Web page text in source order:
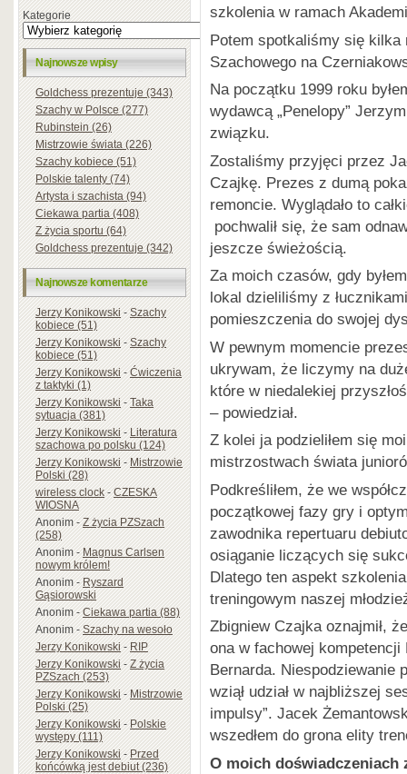
Kategorie
Najnowsze wpisy
Goldchess prezentuje (343)
Szachy w Polsce (277)
Rubinstein (26)
Mistrzowie świata (226)
Szachy kobiece (51)
Polskie talenty (74)
Artysta i szachista (94)
Ciekawa partia (408)
Z życia sportu (64)
Goldchess prezentuje (342)
Najnowsze komentarze
Jerzy Konikowski-Szachy
kobiece (51)
Jerzy Konikowski-Szachy
kobiece (51)
Jerzy Konikowski-Ćwiczenia
z taktyki (1)
Jerzy Konikowski-Taka
sytuacja (381)
Jerzy Konikowski-Literatura
szachowa po polsku (124)
Jerzy Konikowski-Mistrzowie
Polski (28)
wireless clock-CZESKA
WIOSNA
Anonim-Z życia PZSzach
(258)
Anonim-Magnus Carlsen
nowym królem!
Anonim-Ryszard
Gąsiorowski
Anonim-Ciekawa partia (88)
Anonim-Szachy na wesoło
Jerzy Konikowski-RIP
Jerzy Konikowski-Z życia
PZSzach (253)
Jerzy Konikowski-Mistrzowie
Polski (25)
Jerzy Konikowski-Polskie
występy (111)
Jerzy Konikowski-Przed
końcówką jest debiut (236)
szkolenia w ramach
Potem spotkaliśmy się
Szachowego na
Na początku 1999 roku
wydawcą „Penelopy”
związku.
Zostaliśmy przyjęci przez
Czajkę. Prezes z dumą
remoncie. Wyglądało to
pochwalił się, że sam
jeszcze świeżością.
Za moich czasów, gdy
lokal dzieliliśmy z
pomieszczenia do swojej
W pewnym momencie
ukrywam, że liczymy na
które w niedalekiej
– powiedział.
Z kolei ja podzieliłem się
mistrzostwach świata
Podkreśliłem, że we
początkowej fazy gry i
zawodnika repertuaru
osiąganie liczących się
Dlatego ten aspekt
treningowym naszej
Zbigniew Czajka oznajmił,
ona w fachowej
Bernarda. Niespodziewanie
wziął udział w najbliższej
impulsy”. Jacek
wszedłem do grona elity
O moich doświadczeniach